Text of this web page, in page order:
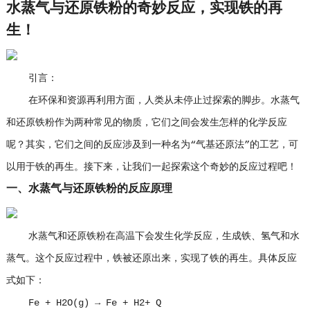
水蒸气与还原铁粉的奇妙反应，实现铁的再
生！
引言：
在环保和资源再利用方面，人类从未停止过探索的脚步。水蒸气
和还原铁粉作为两种常见的物质，它们之间会发生怎样的化学反应
呢？其实，它们之间的反应涉及到一种名为“气基还原法”的工艺，可
以用于铁的再生。接下来，让我们一起探索这个奇妙的反应过程吧！
一、水蒸气与还原铁粉的反应原理
水蒸气和还原铁粉在高温下会发生化学反应，生成铁、氢气和水
蒸气。这个反应过程中，铁被还原出来，实现了铁的再生。具体反应
式如下：
Fe + H2O(g) → Fe + H2+ Q